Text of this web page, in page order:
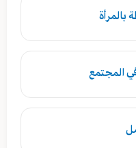
بالمرأة
المجتمع